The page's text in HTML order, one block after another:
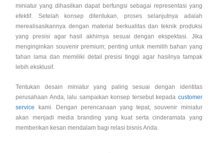
miniatur yang dihasilkan dapat berfungsi sebagai representasi yang
efektif. Setelah konsep ditentukan, proses selanjutnya adalah
merealisasikannya dengan material berkualitas dan teknik produksi
yang presisi agar hasil akhirnya sesuai dengan ekspektasi. Jika
menginginkan souvenir premium, penting untuk memilih bahan yang
tahan lama dan memiliki detail presisi tinggi agar hasilnya tampak
lebih eksklusif.
Tentukan desain miniatur yang paling sesuai dengan identitas
perusahaan Anda, lalu sampaikan konsep tersebut kepada customer
service
kami. Dengan perencanaan yang tepat, souvenir miniatur
akan menjadi media branding yang kuat serta cinderamata yang
memberikan kesan mendalam bagi relasi bisnis Anda.